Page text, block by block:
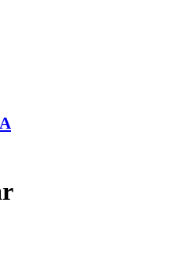
Reset
A